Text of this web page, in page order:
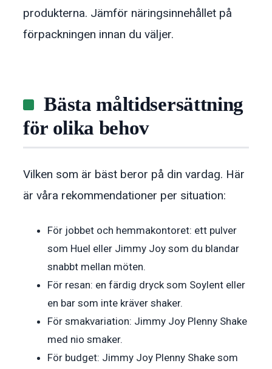
produkterna. Jämför näringsinnehållet på
förpackningen innan du väljer.
Bästa måltidsersättning
för olika behov
Vilken som är bäst beror på din vardag. Här
är våra rekommendationer per situation:
För jobbet och hemmakontoret: ett pulver
som Huel eller Jimmy Joy som du blandar
snabbt mellan möten.
För resan: en färdig dryck som Soylent eller
en bar som inte kräver shaker.
För smakvariation: Jimmy Joy Plenny Shake
med nio smaker.
För budget: Jimmy Joy Plenny Shake som